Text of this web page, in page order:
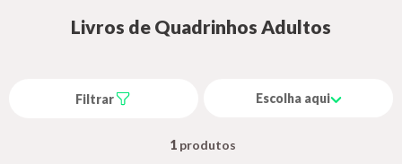
Livros de Quadrinhos Adultos
Filtrar Escolha aqui
1